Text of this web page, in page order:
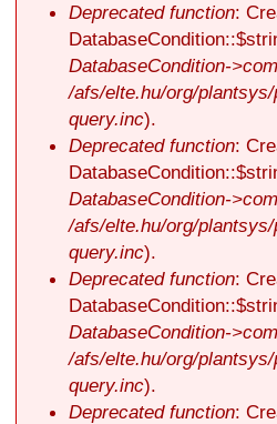
Deprecated function:
DatabaseCondition-
/afs/elte.hu/org/
query.inc).
Deprecated function:
DatabaseCondition-
/afs/elte.hu/org/
query.inc).
Deprecated function:
DatabaseCondition-
/afs/elte.hu/org/
query.inc).
Deprecated function: